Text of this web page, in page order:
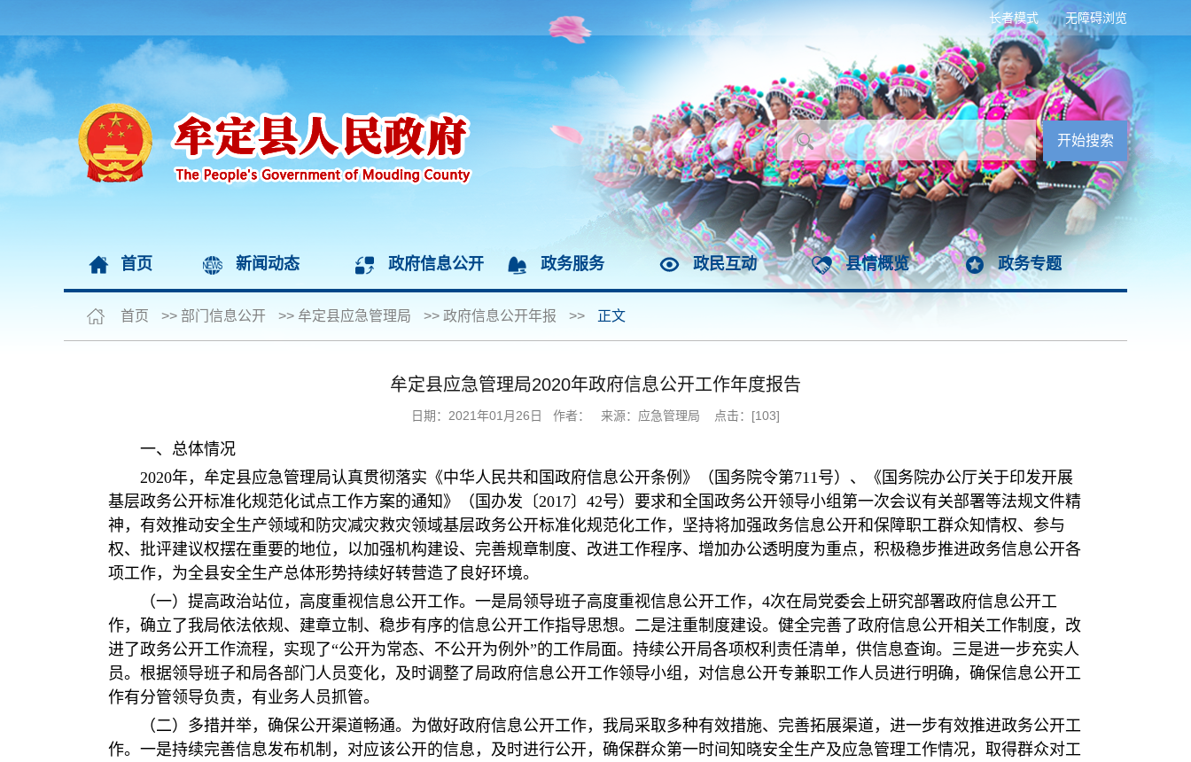
无障碍浏览
长者模式
首页 新闻动态 政府信息公开 政务服务 政民互动 县情概览 政务专题
首页 >> 部门信息公开 >> 牟定县应急管理局 >> 政府信息公开年报 >> 正文
牟定县应急管理局2020年政府信息公开工作年度报告
日期：2021年01月26日 作者： 来源：应急管理局 点击：[103]
一、总体情况
2020年，牟定县应急管理局认真贯彻落实《中华人民共和国政府信息公开条例》（国务院令第711号）、《国务院办公厅关于印发开展
基层政务公开标准化规范化试点工作方案的通知》（国办发〔2017〕42号）要求和全国政务公开领导小组第一次会议有关部署等法规文件精
神，有效推动安全生产领域和防灾减灾救灾领域基层政务公开标准化规范化工作，坚持将加强政务信息公开和保障职工群众知情权、参与
权、批评建议权摆在重要的地位，以加强机构建设、完善规章制度、改进工作程序、增加办公透明度为重点，积极稳步推进政务信息公开各
项工作，为全县安全生产总体形势持续好转营造了良好环境。
（一）提高政治站位，高度重视信息公开工作。一是局领导班子高度重视信息公开工作，4次在局党委会上研究部署政府信息公开工
作，确立了我局依法依规、建章立制、稳步有序的信息公开工作指导思想。二是注重制度建设。健全完善了政府信息公开相关工作制度，改
进了政务公开工作流程，实现了“公开为常态、不公开为例外”的工作局面。持续公开局各项权利责任清单，供信息查询。三是进一步充实人
员。根据领导班子和局各部门人员变化，及时调整了局政府信息公开工作领导小组，对信息公开专兼职工作人员进行明确，确保信息公开工
作有分管领导负责，有业务人员抓管。
（二）多措并举，确保公开渠道畅通。为做好政府信息公开工作，我局采取多种有效措施、完善拓展渠道，进一步有效推进政务公开工
作。一是持续完善信息发布机制，对应该公开的信息，及时进行公开，确保群众第一时间知晓安全生产及应急管理工作情况，取得群众对工